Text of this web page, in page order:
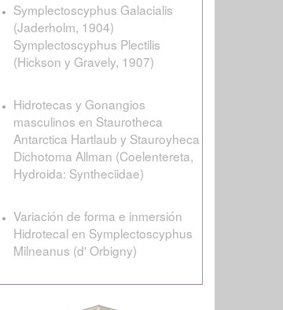
Symplectoscyphus Galacialis
(Jaderholm, 1904)
Symplectoscyphus Plectilis
(Hickson y Gravely, 1907)
Hidrotecas y Gonangios
masculinos en Staurotheca
Antarctica Hartlaub y Stauroyheca
Dichotoma Allman (Coelentereta,
Hydroida: Syntheciidae)
Variación de forma e inmersión
Hidrotecal en Symplectoscyphus
Milneanus (d' Orbigny)